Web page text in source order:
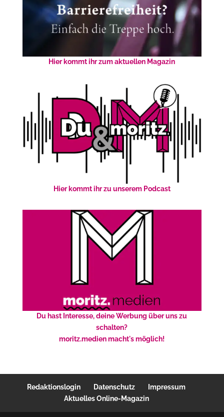
Hier kommt ihr zum aktuellen Magazin
Hier kommt ihr zu unserem Podcast
Du hast Interesse, deine Werbung über uns zu
schalten?
moritz.medien macht's möglich!
Redaktionslogin Datenschutz
Impressum
Aktuelles Online-Magazin